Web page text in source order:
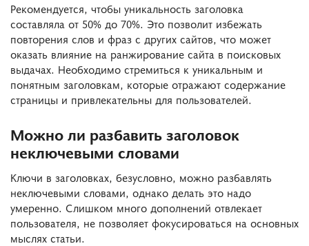
Рекомендуется, чтобы уникальность заголовка
составляла от 50% до 70%. Это позволит избежать
повторения слов и фраз с других сайтов, что может
оказать влияние на ранжирование сайта в поисковых
выдачах. Необходимо стремиться к уникальным и
понятным заголовкам, которые отражают содержание
страницы и привлекательны для пользователей.
Можно ли разбавить заголовок
неключевыми словами
Ключи в заголовках, безусловно, можно разбавлять
неключевыми словами, однако делать это надо
умеренно. Слишком много дополнений отвлекает
пользователя, не позволяет фокусироваться на основных
мыслях статьи.